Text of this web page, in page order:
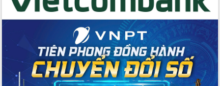
Đắk Lắk phát động hưởng ứng Ngày
Quyền của người tiêu dùng Việt Nam
Đẩy mạnh cải cách hành chính, quyết
tâm đạt được mục tiêu tăng trưởng
hai con số trong năm 2026
Tổ chức trang trọng Lễ hội Đền thờ
Lương Văn Chánh năm 2026